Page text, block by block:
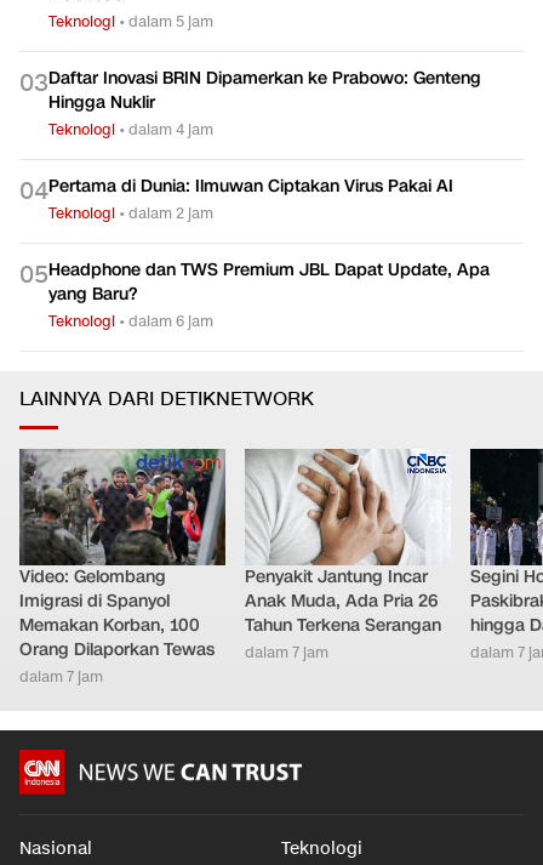
Teknologi •dalam 5 jam
03Daftar Inovasi BRIN Dipamerkan ke Prabowo: Genteng
Hingga Nuklir
Teknologi •dalam 4 jam
04Pertama di Dunia: Ilmuwan Ciptakan Virus Pakai AI
Teknologi •dalam 2 jam
05Headphone dan TWS Premium JBL Dapat Update, Apa
yang Baru?
Teknologi •dalam 6 jam
LAINNYA DARI DETIKNETWORK
Video: Gelombang
Imigrasi di Spanyol
Memakan Korban, 100
Orang Dilaporkan Tewas
dalam 7 jam
Penyakit Jantung Incar
Anak Muda, Ada Pria 26
Tahun Terkena Serangan
dalam 7 jam
Segini
hingga
dalam 7
Nasional Teknologi